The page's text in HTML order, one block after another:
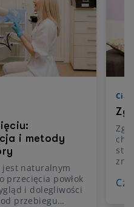
i metody
jest naturalnym
przecięcia powłok
i dolegliwości
przebiegu